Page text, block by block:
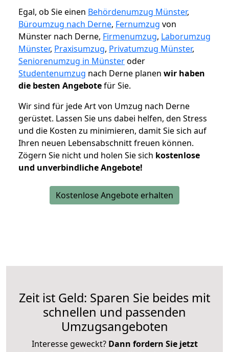
Egal, ob Sie einen Behördenumzug Münster,
Büroumzug nach Derne, Fernumzug von
Münster nach Derne, Firmenumzug, Laborumzug
Münster, Praxisumzug, Privatumzug Münster,
Seniorenumzug in Münsteroder
Studentenumzug nach Derne planen wir haben
die besten Angebotefür Sie.
Wir sind für jede Art von Umzug nach Derne
gerüstet. Lassen Sie uns dabei helfen, den Stress
und die Kosten zu minimieren, damit Sie sich auf
Ihren neuen Lebensabschnitt freuen können.
Zögern Sie nicht und holen Sie sich kostenlose
und unverbindliche Angebote!
Kostenlose Angebote erhalten
Zeit ist Geld: Sparen Sie beides mit
schnellen und passenden
Umzugsangeboten
Interesse geweckt? Dann fordern Sie jetzt